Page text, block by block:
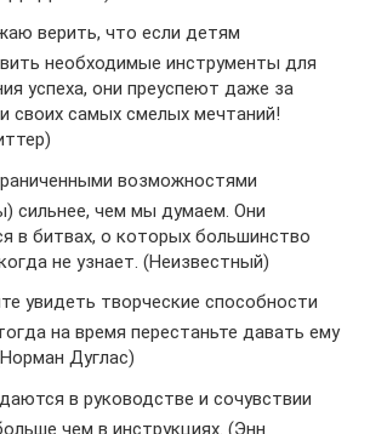
верить, что если детям
необходимые инструменты для
успеха, они преуспеют даже за
своих самых смелых мечтаний!
возможностями
сильнее, чем мы думаем. Они
в битвах, о которых большинство
не узнает. (Неизвестный)
увидеть творческие способности
на время перестаньте давать ему
Дуглас)
в руководстве и сочувствии
чем в инструкциях. (Энн